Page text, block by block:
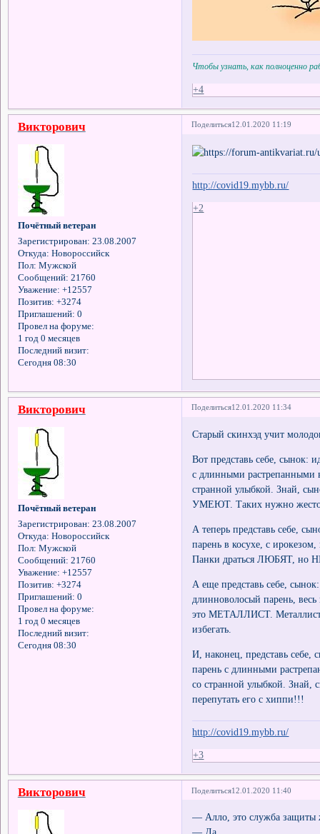
Чтобы узнать, как полноценно
+4
Поделиться12.01.2020 11:19
Викторович
Почётный ветеран
Зарегистрирован: 23.08.2007
Откуда: Новороссийск
Пол: Мужской
Сообщений: 21760
Уважение: +12557
Позитив: +3274
Приглашений: 0
Провел на форуме:
1 год 0 месяцев
Последний визит:
Сегодня 08:30
http://covid19.mybb.ru/
+2
Поделиться12.01.2020 11:34
Викторович
Почётный ветеран
Зарегистрирован: 23.08.2007
Откуда: Новороссийск
Пол: Мужской
Сообщений: 21760
Уважение: +12557
Позитив: +3274
Приглашений: 0
Провел на форуме:
1 год 0 месяцев
Последний визит:
Сегодня 08:30
Старый скинхэд учит
Вот представь себе, сынок:
с длинными растрепанными
странной улыбкой. Знай,
УМЕЮТ. Таких нужно
А теперь представь себе,
парень в косухе, с
Панки драться ЛЮБЯТ, но
А еще представь себе,
длинноволосый парень,
это МЕТАЛЛИСТ.
избегать.
И, наконец, представь
парень с длинными
со странной улыбкой.
перепутать его с хиппи!!!
http://covid19.mybb.ru/
+3
Поделиться12.01.2020 11:40
Викторович
— Алло, это служба защиты